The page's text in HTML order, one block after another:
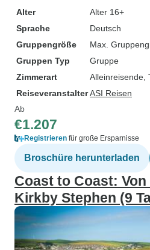
Alter
Alter 16+
Sprache
Deutsch
Gruppengröße
Max.
Gruppen Typ
Gruppe
Zimmerart
Alleinreisende,
ReiseveranstalterASI Reisen
Ab
€1.207
Registrieren für große Ersparnisse
Broschüre herunterladen
Coast to Coast:
Kirkby Stephen (9